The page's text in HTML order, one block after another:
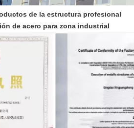
de la estructura profesional
de acero para zona industrial